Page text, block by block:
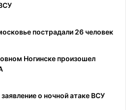
пострадали 26 человек
Ногинске произошел
о ночной атаке ВСУ